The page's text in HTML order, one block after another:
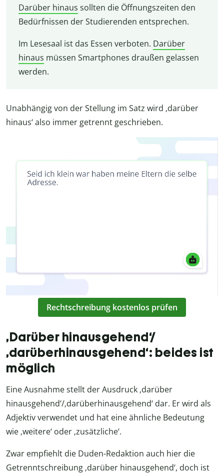
Darüber hinaus sollten die Öffnungszeiten den
Bedürfnissen der Studierenden entsprechen.
Im Lesesaal ist das Essen verboten. Darüber
hinaus müssen Smartphones draußen gelassen
werden.
Unabhängig von der Stellung im Satz wird ‚darüber
hinaus‘ also immer getrennt geschrieben.
Rechtschreibung kostenlos prüfen
‚Darüber hinausgehend‘/
‚darüberhinausgehend‘: beides ist
möglich
Eine Ausnahme stellt der Ausdruck ‚darüber
hinausgehend‘/‚darüberhinausgehend‘ dar. Er wird als
Adjektiv verwendet und hat eine ähnliche Bedeutung
wie ‚weitere‘ oder ‚zusätzliche‘.
Zwar empfiehlt die Duden-Redaktion auch hier die
Getrenntschreibung ‚darüber hinausgehend‘, doch ist